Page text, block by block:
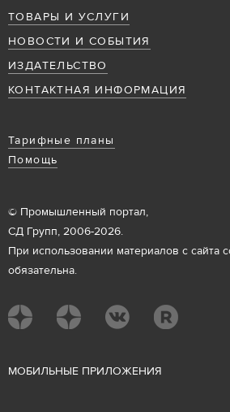
ТОВАРЫ И УСЛУГИ
НОВОСТИ И СОБЫТИЯ
ИЗДАТЕЛЬСТВО
КОНТАКТНАЯ ИНФОРМАЦИЯ
Тарифные планы
Помощь
© Промышленный портал,
СД Групп, 2006-2026.
При использовании материалов с сайта
обязательна.
МОБИЛЬНЫЕ ПРИЛОЖЕНИЯ